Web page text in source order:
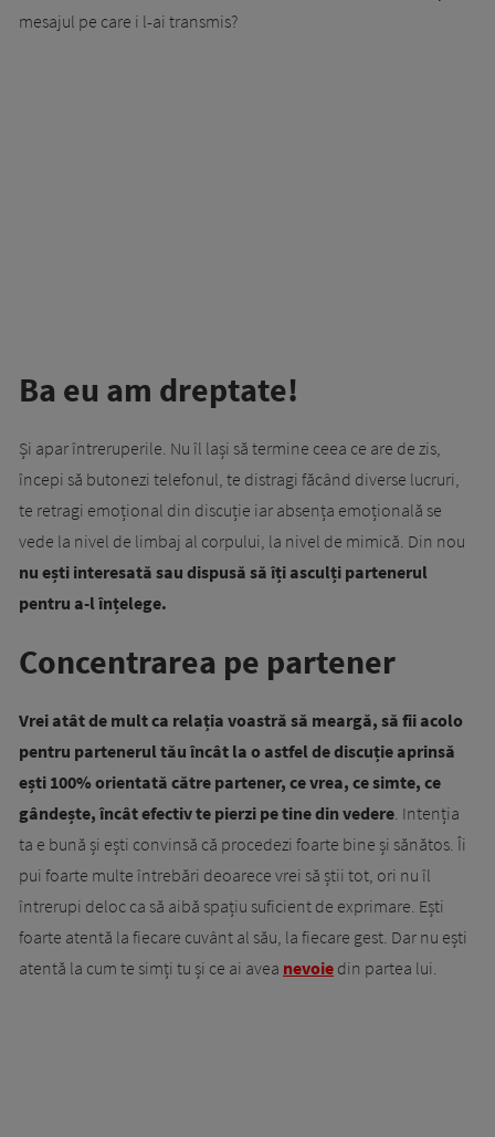
mesajul pe care i l-ai transmis?
Ba eu am dreptate!
Și apar întreruperile. Nu îl lași să termine ceea ce are de zis,
începi să butonezi telefonul, te distragi făcând diverse lucruri,
te retragi emoțional din discuție iar absența emoțională se
vede la nivel de limbaj al corpului, la nivel de mimică. Din nou
nu ești interesată sau dispusă să îți asculți partenerul
pentru a-l înțelege.
Concentrarea pe partener
Vrei atât de mult ca relația voastră să meargă, să fii acolo
pentru partenerul tău încât la o astfel de discuție aprinsă
ești 100% orientată către partener, ce vrea, ce simte, ce
gândește, încât efectiv te pierzi pe tine din vedere. Intenția
ta e bună și ești convinsă că procedezi foarte bine și sănătos. Îi
pui foarte multe întrebări deoarece vrei să știi tot, ori nu îl
întrerupi deloc ca să aibă spațiu suficient de exprimare. Ești
foarte atentă la fiecare cuvânt al său, la fiecare gest. Dar nu ești
atentă la cum te simți tu și ce ai avea nevoie din partea lui.